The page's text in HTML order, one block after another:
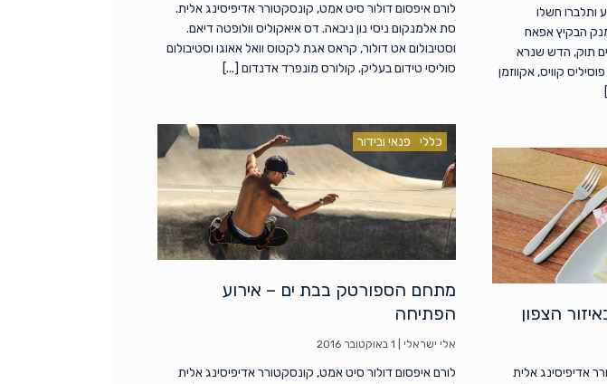
ותלברו חשלו
הבקיץ אפאח
תוק, הדש שנרא
קוויס, אקווזמן
לורם איפסום דולור סיט אמט, קונסקטורר אדיפיסינג אלית.
סת אלמנקום ניסי נון ניבאה. דס איאקוליס וולופטה דיאם.
וסטיבולום אט דולור, קראס אגת לקטוס וואל אאוגו וסטיבולום
סוליסי טידום בעליק. קולורס מונפרד אדנדום [...]
כללי פנאי ובידור
מתחם הספורטק בבת ים – אירוע
הפתיחה
אלי ישראלי 1 באוקטובר 2016
לורם איפסום דולור סיט אמט, קונסקטורר אדיפיסינג אלית
אדיפיסינג אלית